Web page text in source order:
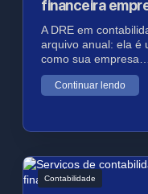
financeira
A DRE em
arquivo anual: ela é
como sua empresa…
Continuar lendo
Contabilidade